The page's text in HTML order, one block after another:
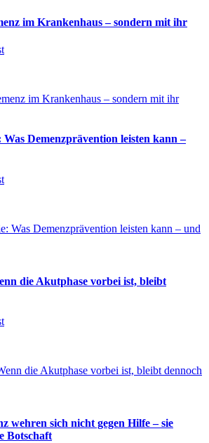
im Krankenhaus – sondern mit ihr
Demenzprävention leisten kann –
die Akutphase vorbei ist, bleibt
wehren sich nicht gegen Hilfe – sie
Botschaft